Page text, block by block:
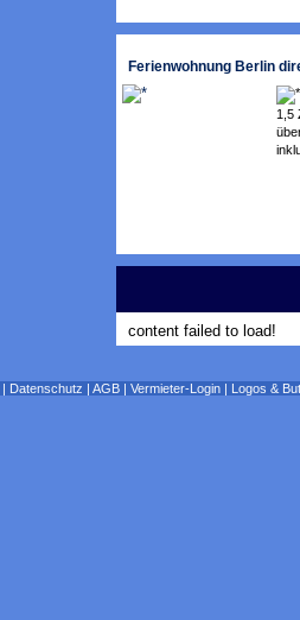
Ferienwohnung Berlin
1,5
content failed to load!
| Datenschutz | AGB | Vermieter-Login | Logos &